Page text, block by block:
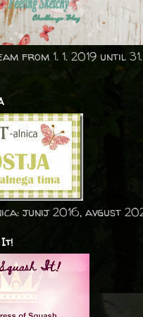
from 1. 1. 2019 until
junij 2016, avgust
It!